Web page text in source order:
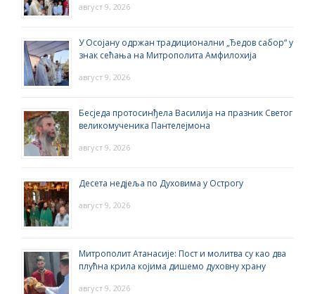
август 9, 2026
У Осојану одржан традиционални „Ђедов сабор“ у
знак сећања на Митрополита Амфилохија
август 9, 2026
Бесједа протосинђела Василија на празник Светог
великомученика Пантелејмона
август 9, 2026
Десета недјеља по Духовима у Острогу
август 9, 2026
Митрополит Атанасије: Пост и молитва су као два
плућна крила којима дишемо духовну храну
август 9, 2026